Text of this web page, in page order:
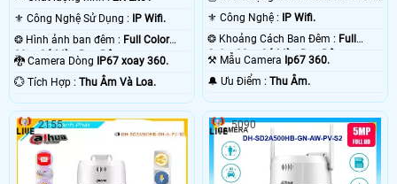
⚜️ Công Nghệ Sử Dụng : IP Wifi.
❂ Hình ảnh ban đêm : Full Color
30m Có Màu Ban Ðêm.
🐉️ Camera Dòng IP67 xoay 360.
️💮 Tích Hợp : Thu Âm Và Loa.
⚜️ Công Nghệ : IP Wifi.
❂ Khoảng Cách Ban Đêm : Full
Color 30m Có Màu Ban Đêm.
⚒ Mẫu Camera Ip67 360.
️🔔 Ưu Điểm :Thu Âm.
2155 5090